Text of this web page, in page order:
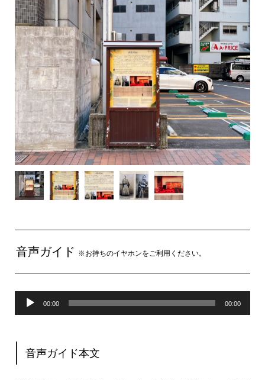
音声ガイド ※お持ちのイヤホンをご利用ください。
声
00:00 00:00
音声ガイド本文